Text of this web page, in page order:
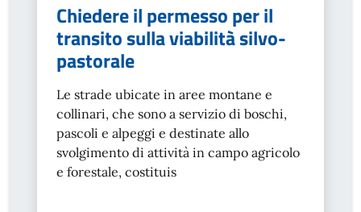
Chiedere il permesso per il
transito sulla viabilità silvo-
pastorale
Le strade ubicate in aree montane e
collinari, che sono a servizio di boschi,
pascoli e alpeggi e destinate allo
svolgimento di attività in campo agricolo
e forestale, costituis